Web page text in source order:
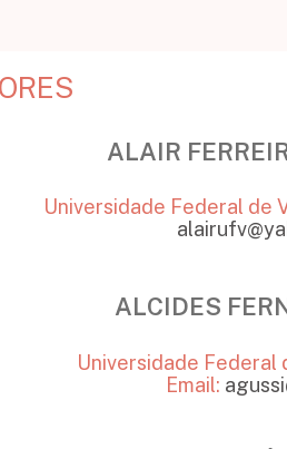
ALAIR
Universidade Federal de
ALCIDES
Universidade Federal
Email: